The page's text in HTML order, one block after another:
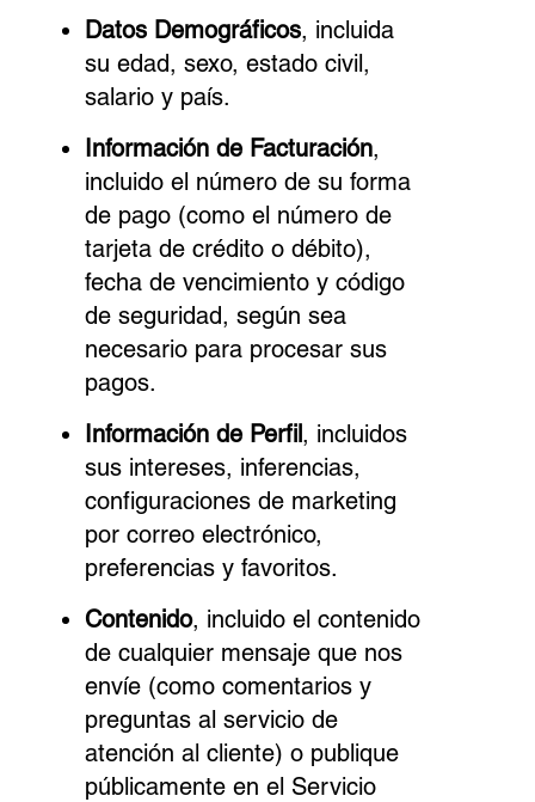
Datos Demográficos, incluida
su edad, sexo, estado civil,
salario y país.
Información de Facturación,
incluido el número de su forma
de pago (como el número de
tarjeta de crédito o débito),
fecha de vencimiento y código
de seguridad, según sea
necesario para procesar sus
pagos.
Información de Perfil, incluidos
sus intereses, inferencias,
configuraciones de marketing
por correo electrónico,
preferencias y favoritos.
Contenido, incluido el contenido
de cualquier mensaje que nos
envíe (como comentarios y
preguntas al servicio de
atención al cliente) o publique
públicamente en el Servicio